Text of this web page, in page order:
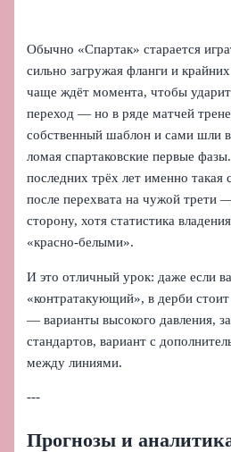
Обычно «Спартак» старается
сильно загружая фланги и
чаще ждёт момента, чтобы
переход — но в ряде матчей
собственный шаблон и сами шли в
ломая спартаковские первые
последних трёх лет именно такая
после перехвата на чужой трети
сторону, хотя статистика
«красно‑белыми».
И это отличный урок: даже если
«контратакующий», в дерби стоит
— варианты высокого давления,
стандартов, вариант с
между линиями.
---
Прогнозы и